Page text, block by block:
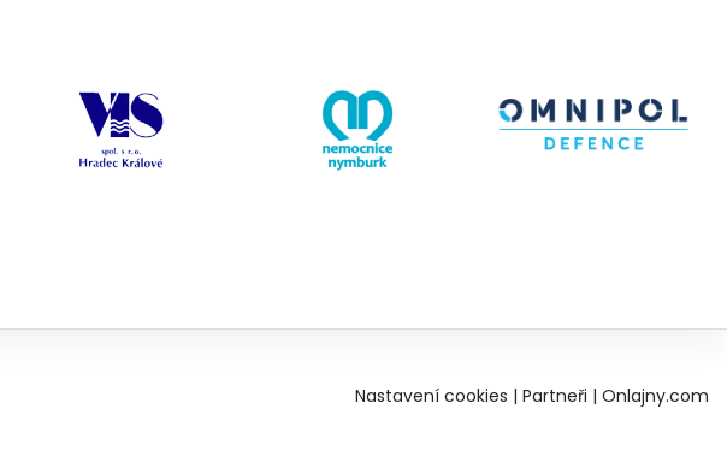
Nastavení cookies | Partneři | Onlajny.com